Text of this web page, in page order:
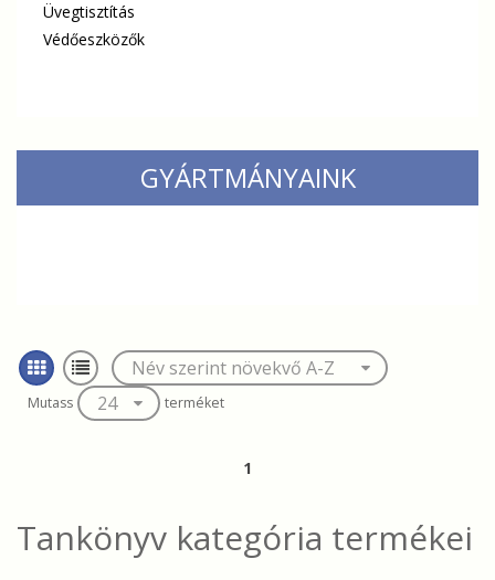
Üvegtisztítás
Védőeszközők
GYÁRTMÁNYAINK
Mutass terméket
1
Tankönyv kategória termékei